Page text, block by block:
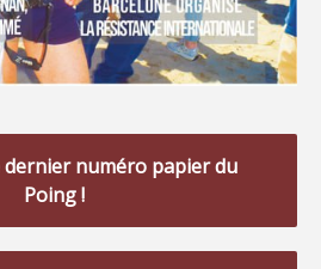
dernier numéro papier du
Poing !